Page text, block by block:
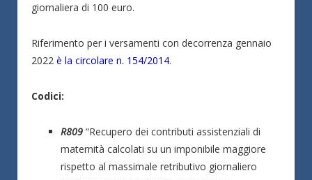
giornaliera di 100 euro.
Riferimento per i versamenti con decorrenza gennaio
2022 è la circolare n. 154/2014.
Codici:
R809 “Recupero dei contributi assistenziali di
maternità calcolati su un imponibile maggiore
rispetto al massimale retributivo giornaliero